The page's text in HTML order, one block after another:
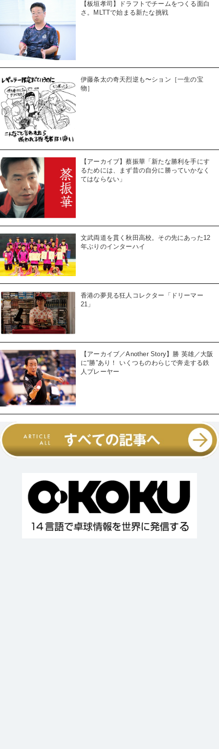
【板垣孝司】ドラフトでチームをつくる面白
さ。MLTTで始まる新たな挑戦
伊藤条太の奇天烈逆も〜ション［一生の宝
物］
【アーカイブ】蔡振華「新たな勝利を手にす
るためには、まず昔の自分に勝っていかなく
てはならない」
文武両道を貫く秋田高校。その先にあった12
年ぶりのインターハイ
香港の夢見る狂人コレクター「ドリーマー
21」
【アーカイブ／Another Story】勝 英雄／大阪
に“勝”あり！ いくつものわらじで奔走する鉄
人プレーヤー